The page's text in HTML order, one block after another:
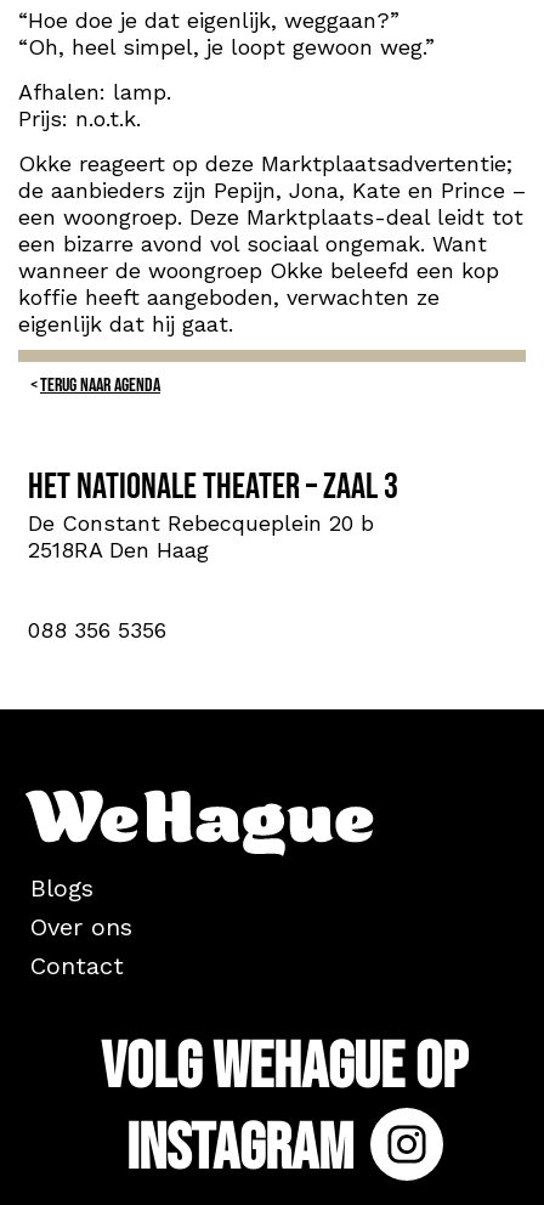
“Hoe doe je dat eigenlijk, weggaan?”
“Oh, heel simpel, je loopt gewoon weg.”
Afhalen: lamp.
Prijs: n.o.t.k.
Okke reageert op deze Marktplaatsadvertentie;
de aanbieders zijn Pepijn, Jona, Kate en Prince –
een woongroep. Deze Marktplaats-deal leidt tot
een bizarre avond vol sociaal ongemak. Want
wanneer de woongroep Okke beleefd een kop
koffie heeft aangeboden, verwachten ze
eigenlijk dat hij gaat.
TERUG NAAR AGENDA
Het Nationale Theater – Zaal 3
De Constant Rebecqueplein 20 b
2518RA Den Haag
088 356 5356
Blogs
Over ons
Contact
Volg WeHague op
Instagram